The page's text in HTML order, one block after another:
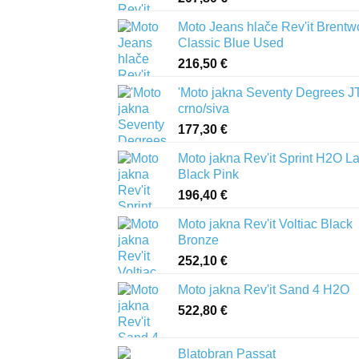
Moto Jeans hlače Rev'it
Classic Blue Used
216,50 €
'Moto jakna Seventy Degrees
crno/siva
177,30 €
Moto jakna Rev'it Sprint H2O
Black Pink
196,40 €
Moto jakna Rev'it Voltiac Black
Bronze
252,10 €
Moto jakna Rev'it Sand 4 H2O
522,80 €
Blatobran Passat